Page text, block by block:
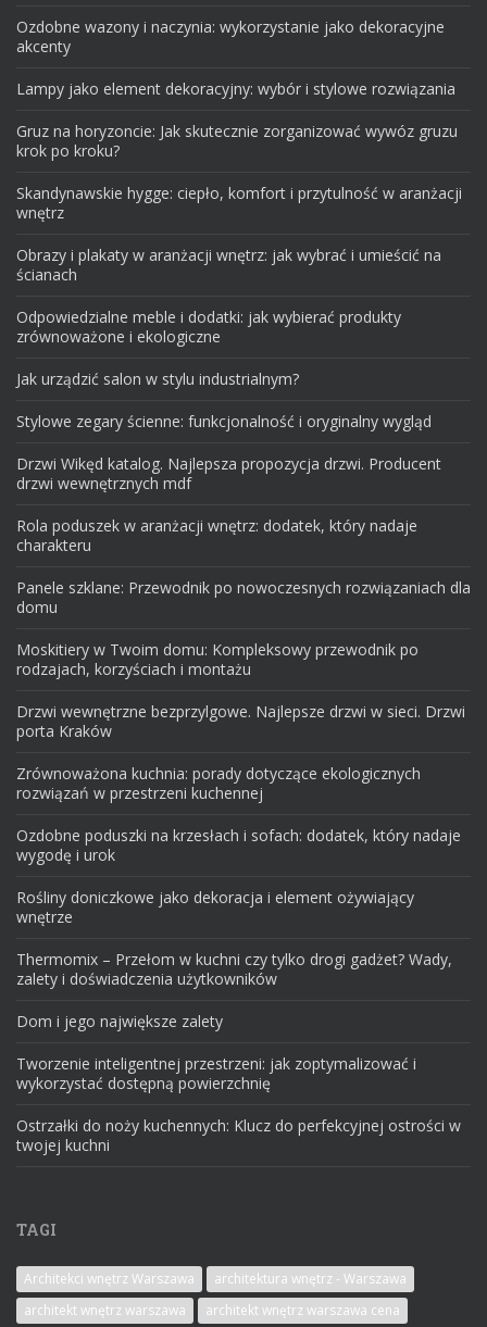
Ozdobne wazony i naczynia: wykorzystanie jako dekoracyjne
akcenty
Lampy jako element dekoracyjny: wybór i stylowe rozwiązania
Gruz na horyzoncie: Jak skutecznie zorganizować wywóz gruzu
krok po kroku?
Skandynawskie hygge: ciepło, komfort i przytulność w aranżacji
wnętrz
Obrazy i plakaty w aranżacji wnętrz: jak wybrać i umieścić na
ścianach
Odpowiedzialne meble i dodatki: jak wybierać produkty
zrównoważone i ekologiczne
Jak urządzić salon w stylu industrialnym?
Stylowe zegary ścienne: funkcjonalność i oryginalny wygląd
Drzwi Wikęd katalog. Najlepsza propozycja drzwi. Producent
drzwi wewnętrznych mdf
Rola poduszek w aranżacji wnętrz: dodatek, który nadaje
charakteru
Panele szklane: Przewodnik po nowoczesnych rozwiązaniach dla
domu
Moskitiery w Twoim domu: Kompleksowy przewodnik po
rodzajach, korzyściach i montażu
Drzwi wewnętrzne bezprzylgowe. Najlepsze drzwi w sieci. Drzwi
porta Kraków
Zrównoważona kuchnia: porady dotyczące ekologicznych
rozwiązań w przestrzeni kuchennej
Ozdobne poduszki na krzesłach i sofach: dodatek, który nadaje
wygodę i urok
Rośliny doniczkowe jako dekoracja i element ożywiający
wnętrze
Thermomix – Przełom w kuchni czy tylko drogi gadżet? Wady,
zalety i doświadczenia użytkowników
Dom i jego największe zalety
Tworzenie inteligentnej przestrzeni: jak zoptymalizować i
wykorzystać dostępną powierzchnię
Ostrzałki do noży kuchennych: Klucz do perfekcyjnej ostrości w
twojej kuchni
TAGI
Architekci wnętrz Warszawa
architektura wnętrz - Warszawa
architekt wnętrz warszawa
architekt wnętrz warszawa cena